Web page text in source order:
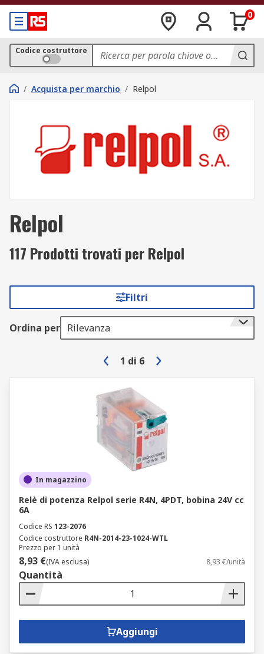
0
Codice costruttore
/ Acquista per marchio / Relpol
Relpol
117 Prodotti trovati per Relpol
Filtri
Ordina per Rilevanza
1 di 6
In magazzino
Relè di potenza Relpol serie R4N, 4PDT, bobina 24V cc
6A
Codice RS 123-2076
Codice costruttore R4N-2014-23-1024-WTL
Prezzo per 1 unità
8,93 €(IVA esclusa) 8,93 €/unità
Quantità
Aggiungi